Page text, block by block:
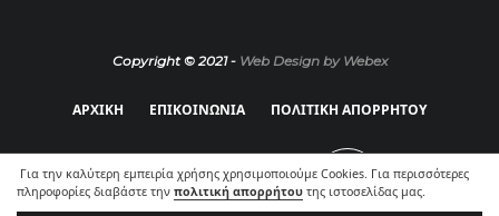
Για την καλύτερη εμπειρία χρήσης χρησιμοποιούμε Cookies. Για περισσότερες
πληροφορίες διαβάστε την πολιτική απορρήτου της ιστοσελίδας μας.
Copyright © 2021 - Web Design by Webex
ΑΡΧΙΚΗ ΕΠΙΚΟΙΝΩΝΙΑ ΠΟΛΙΤΙΚΗ ΑΠΟΡΡΗΤΟΥ